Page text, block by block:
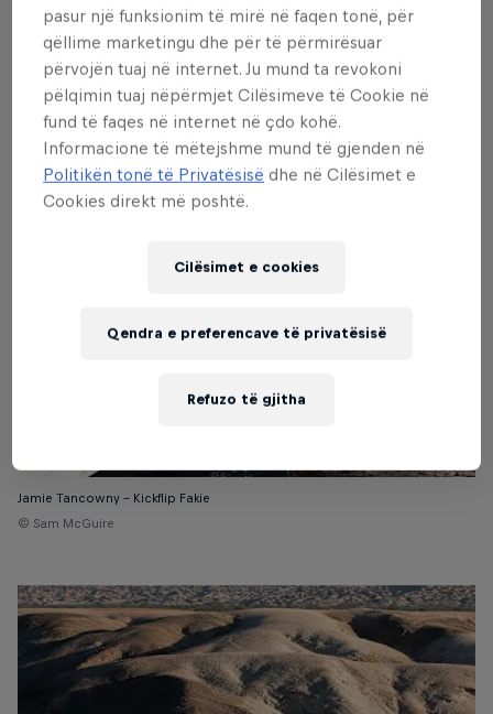
Jamie Tancowny – Kickflip Fakie
© Sam McGuire
pasur një funksionim të mirë në faqen tonë, për
qëllime marketingu dhe për të përmirësuar
përvojën tuaj në internet. Ju mund ta revokoni
pëlqimin tuaj nëpërmjet Cilësimeve të Cookie në
fund të faqes në internet në çdo kohë.
Informacione të mëtejshme mund të gjenden në
Politikën tonë të Privatësisë dhe në Cilësimet e
Cookies direkt më poshtë.
Cilësimet e cookies
Refuzo të gjitha
Qendra e preferencave të privatësisë